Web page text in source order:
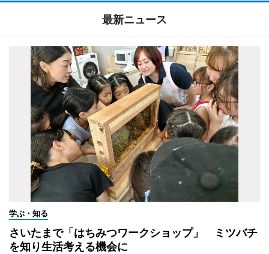
最新ニュース
学ぶ・知る
さいたまで「はちみつワークショップ」 ミツバチ
を知り生活考える機会に